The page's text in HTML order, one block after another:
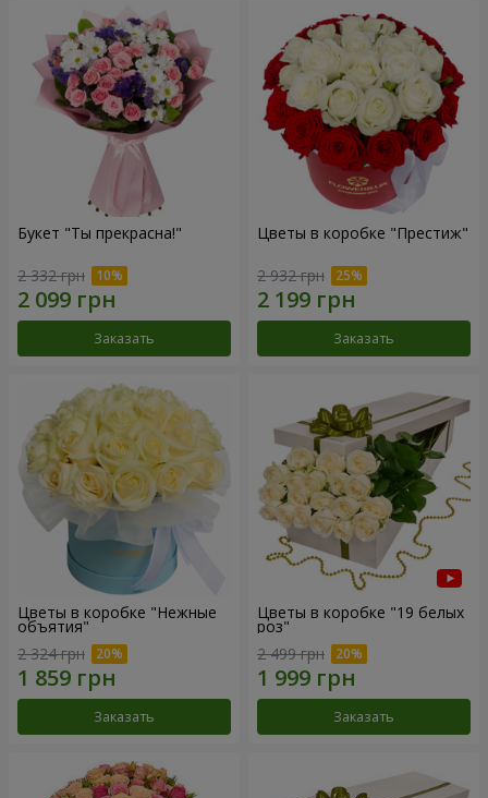
Букет "Ты прекрасна!"
2 332 грн
Заказать
Цветы в коробке "Престиж"
2 932 грн
Заказать
Цветы в коробке "Нежные
объятия"
2 324 грн
Заказать
Цветы в коробке "19 белых
роз"
2 499 грн
Заказать